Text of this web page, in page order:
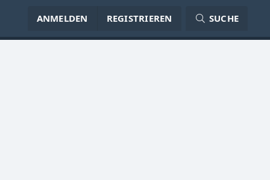
ANMELDEN REGISTRIEREN SUCHE